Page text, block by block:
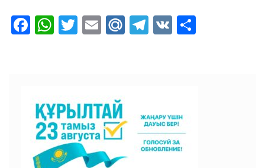
F
b
o
o
k
W
A
p
p
T E M T
m
V